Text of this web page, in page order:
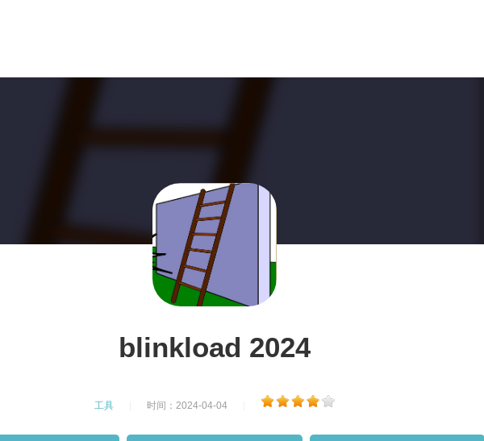
blinkload 2024
工具 时间：2024-04-04